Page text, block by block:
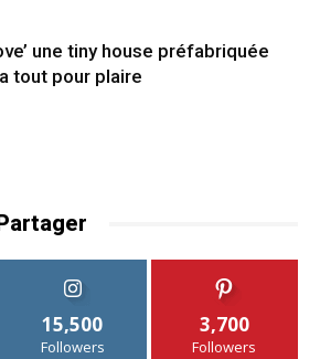
une tiny house préfabriquée
tout pour plaire
15,500
Followers
3,700
Followers